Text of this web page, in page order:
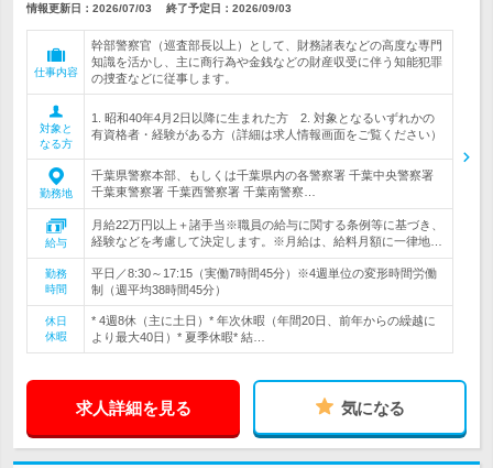
情報更新日：2026/07/03 終了予定日： 2026/09/03
仕事内容
幹部警察官（巡査部長以上）として、財務諸表などの高度な専門
知識を活かし、主に商行為や金銭などの財産収受に伴う知能犯罪
の捜査などに従事します。
対象と
なる方
1. 昭和40年4月2日以降に生まれた方 2. 対象となるいずれかの
有資格者・経験がある方（詳細は求人情報画面をご覧ください）
勤務地
千葉県警察本部、もしくは千葉県内の各警察署 千葉中央警察署
千葉東警察署 千葉西警察署 千葉南警察…
給与
月給22万円以上＋諸手当※職員の給与に関する条例等に基づき、
経験などを考慮して決定します。※月給は、給料月額に一律地…
勤務
時間
平日／8:30～17:15（実働7時間45分）※4週単位の変形時間労働
制（週平均38時間45分）
休日
休暇
* 4週8休（主に土日）* 年次休暇（年間20日、前年からの繰越に
より最大40日）* 夏季休暇* 結…
求人詳細を見る 気になる